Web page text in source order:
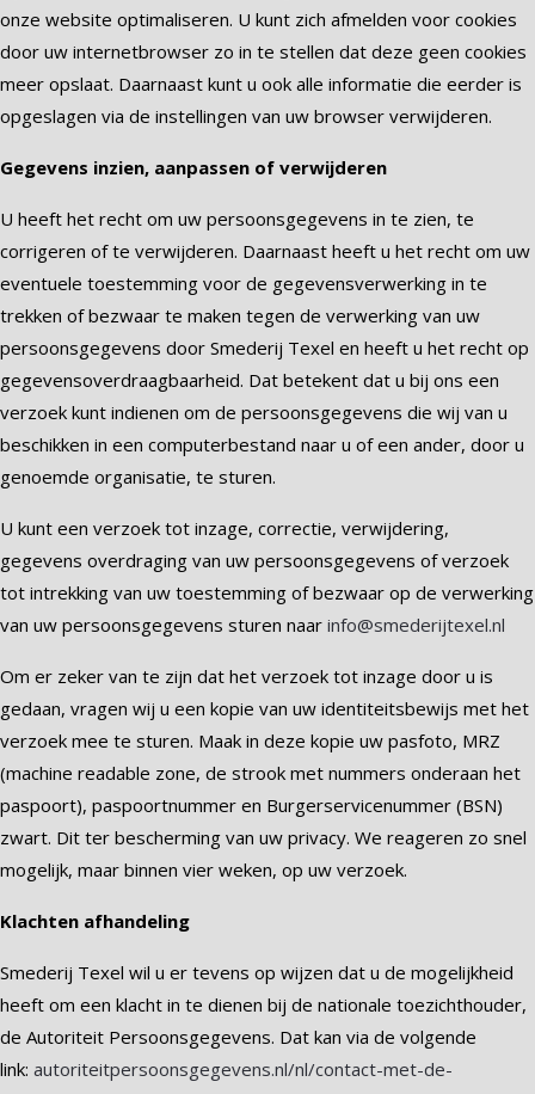
onze website optimaliseren. U kunt zich afmelden voor cookies
door uw internetbrowser zo in te stellen dat deze geen cookies
meer opslaat. Daarnaast kunt u ook alle informatie die eerder is
opgeslagen via de instellingen van uw browser verwijderen.
Gegevens inzien, aanpassen of verwijderen
U heeft het recht om uw persoonsgegevens in te zien, te
corrigeren of te verwijderen. Daarnaast heeft u het recht om uw
eventuele toestemming voor de gegevensverwerking in te
trekken of bezwaar te maken tegen de verwerking van uw
persoonsgegevens door Smederij Texel en heeft u het recht op
gegevensoverdraagbaarheid. Dat betekent dat u bij ons een
verzoek kunt indienen om de persoonsgegevens die wij van u
beschikken in een computerbestand naar u of een ander, door u
genoemde organisatie, te sturen.
U kunt een verzoek tot inzage, correctie, verwijdering,
gegevens overdraging van uw persoonsgegevens of verzoek
tot intrekking van uw toestemming of bezwaar op de verwerking
van uw persoonsgegevens sturen naar info@smederijtexel.nl
Om er zeker van te zijn dat het verzoek tot inzage door u is
gedaan, vragen wij u een kopie van uw identiteitsbewijs met het
verzoek mee te sturen. Maak in deze kopie uw pasfoto, MRZ
(machine readable zone, de strook met nummers onderaan het
paspoort), paspoortnummer en Burgerservicenummer (BSN)
zwart. Dit ter bescherming van uw privacy. We reageren zo snel
mogelijk, maar binnen vier weken, op uw verzoek.
Klachten afhandeling
Smederij Texel wil u er tevens op wijzen dat u de mogelijkheid
heeft om een klacht in te dienen bij de nationale toezichthouder,
de Autoriteit Persoonsgegevens. Dat kan via de volgende
link: autoriteitpersoonsgegevens.nl/nl/contact-met-de-